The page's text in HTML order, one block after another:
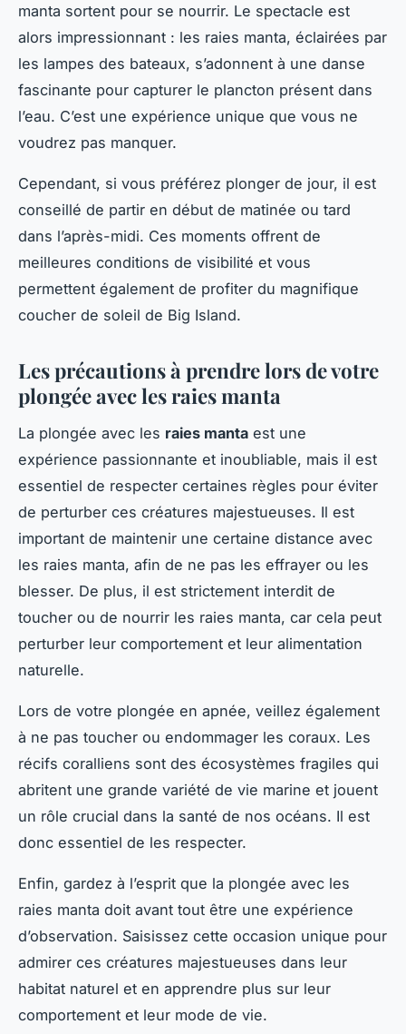
manta sortent pour se nourrir. Le spectacle est
alors impressionnant : les raies manta, éclairées par
les lampes des bateaux, s’adonnent à une danse
fascinante pour capturer le plancton présent dans
l’eau. C’est une expérience unique que vous ne
voudrez pas manquer.
Cependant, si vous préférez plonger de jour, il est
conseillé de partir en début de matinée ou tard
dans l’après-midi. Ces moments offrent de
meilleures conditions de visibilité et vous
permettent également de profiter du magnifique
coucher de soleil de Big Island.
Les précautions à prendre lors de votre
plongée avec les raies manta
La plongée avec les raies manta est une
expérience passionnante et inoubliable, mais il est
essentiel de respecter certaines règles pour éviter
de perturber ces créatures majestueuses. Il est
important de maintenir une certaine distance avec
les raies manta, afin de ne pas les effrayer ou les
blesser. De plus, il est strictement interdit de
toucher ou de nourrir les raies manta, car cela peut
perturber leur comportement et leur alimentation
naturelle.
Lors de votre plongée en apnée, veillez également
à ne pas toucher ou endommager les coraux. Les
récifs coralliens sont des écosystèmes fragiles qui
abritent une grande variété de vie marine et jouent
un rôle crucial dans la santé de nos océans. Il est
donc essentiel de les respecter.
Enfin, gardez à l’esprit que la plongée avec les
raies manta doit avant tout être une expérience
d’observation. Saisissez cette occasion unique pour
admirer ces créatures majestueuses dans leur
habitat naturel et en apprendre plus sur leur
comportement et leur mode de vie.